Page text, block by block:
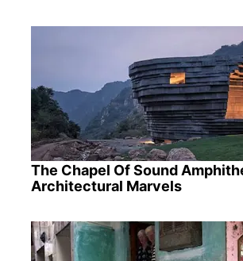
The Chapel Of Sound
Architectural Marvels